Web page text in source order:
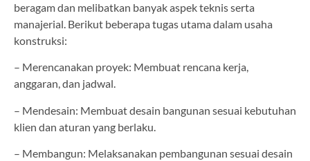
beragam dan melibatkan banyak aspek teknis serta
manajerial. Berikut beberapa tugas utama dalam usaha
konstruksi:
– Merencanakan proyek: Membuat rencana kerja,
anggaran, dan jadwal.
– Mendesain: Membuat desain bangunan sesuai kebutuhan
klien dan aturan yang berlaku.
– Membangun: Melaksanakan pembangunan sesuai desain